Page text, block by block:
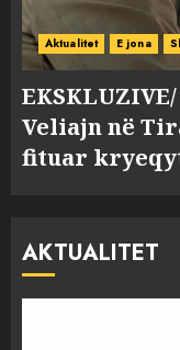
Aktualitet E jona
Veliajn në
fituar
AKTUALITET